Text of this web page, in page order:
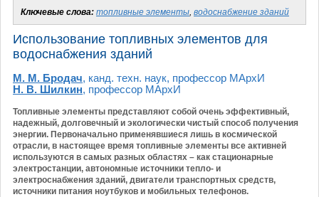
Ключевые слова: топливные элементы, водоснабжение зданий
Использование топливных элементов для
водоснабжения зданий
М. М. Бродач, канд. техн. наук, профессор МАрхИ
Н. В. Шилкин, профессор МАрхИ
Топливные элементы представляют собой очень эффективный,
надежный, долговечный и экологически чистый способ получения
энергии. Первоначально применявшиеся лишь в космической
отрасли, в настоящее время топливные элементы все активней
используются в самых разных областях – как стационарные
электростанции, автономные источники тепло- и
электроснабжения зданий, двигатели транспортных средств,
источники питания ноутбуков и мобильных телефонов.